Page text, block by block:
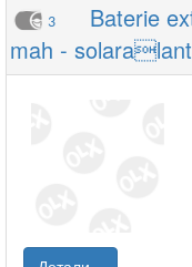
3
Baterie
mah -